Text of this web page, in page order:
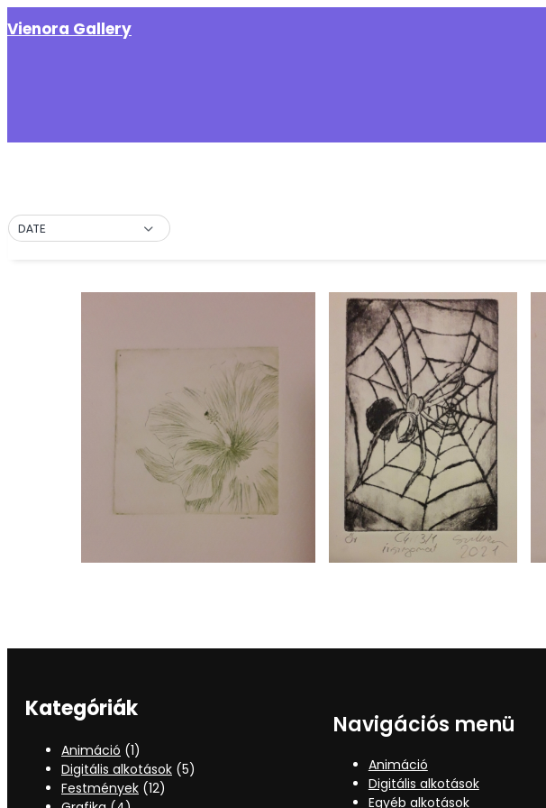
Vienora Gallery
DATE
Kategóriák
Animáció (1)
Digitális alkotások (5)
Festmények (12)
Navigációs menü
Animáció
Digitális alkotások
Egyéb alkotások